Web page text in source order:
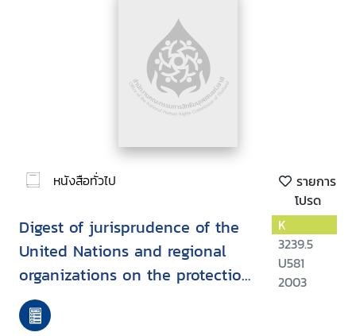
หนังสือทั่วไป
รายการ
โปรด
Digest of jurisprudence of the
United Nations and regional
organizations on the protection
of human rights while
countering terrorism
K
3239.5
U581
2003